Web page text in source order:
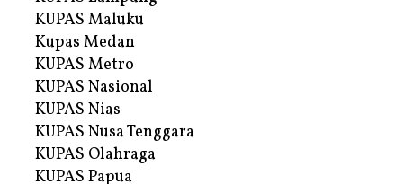
KUPAS Maluku
Kupas Medan
KUPAS Metro
KUPAS Nasional
KUPAS Nias
KUPAS Nusa Tenggara
KUPAS Olahraga
KUPAS Papua